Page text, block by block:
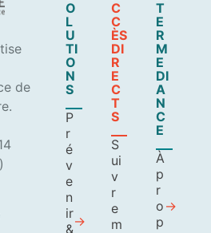
de
O
L
U
TI
O
N
S
P
r
é
v
e
n
ir
&
C
C
ÈS
DI
R
E
C
T
S
S
ui
v
r
e
m
T
E
R
M
E
DI
A
N
C
E
À
p
r
o
p